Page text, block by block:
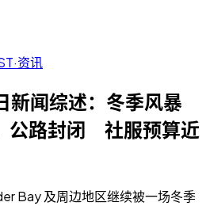
·资讯
新闻综述：冬季风暴
公路封闭 社服预算近
Bay 及周边地区继续被一场冬季